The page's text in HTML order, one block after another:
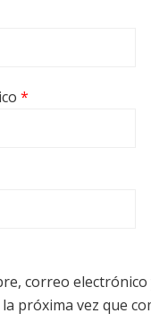
*
correo electrónico
próxima vez que